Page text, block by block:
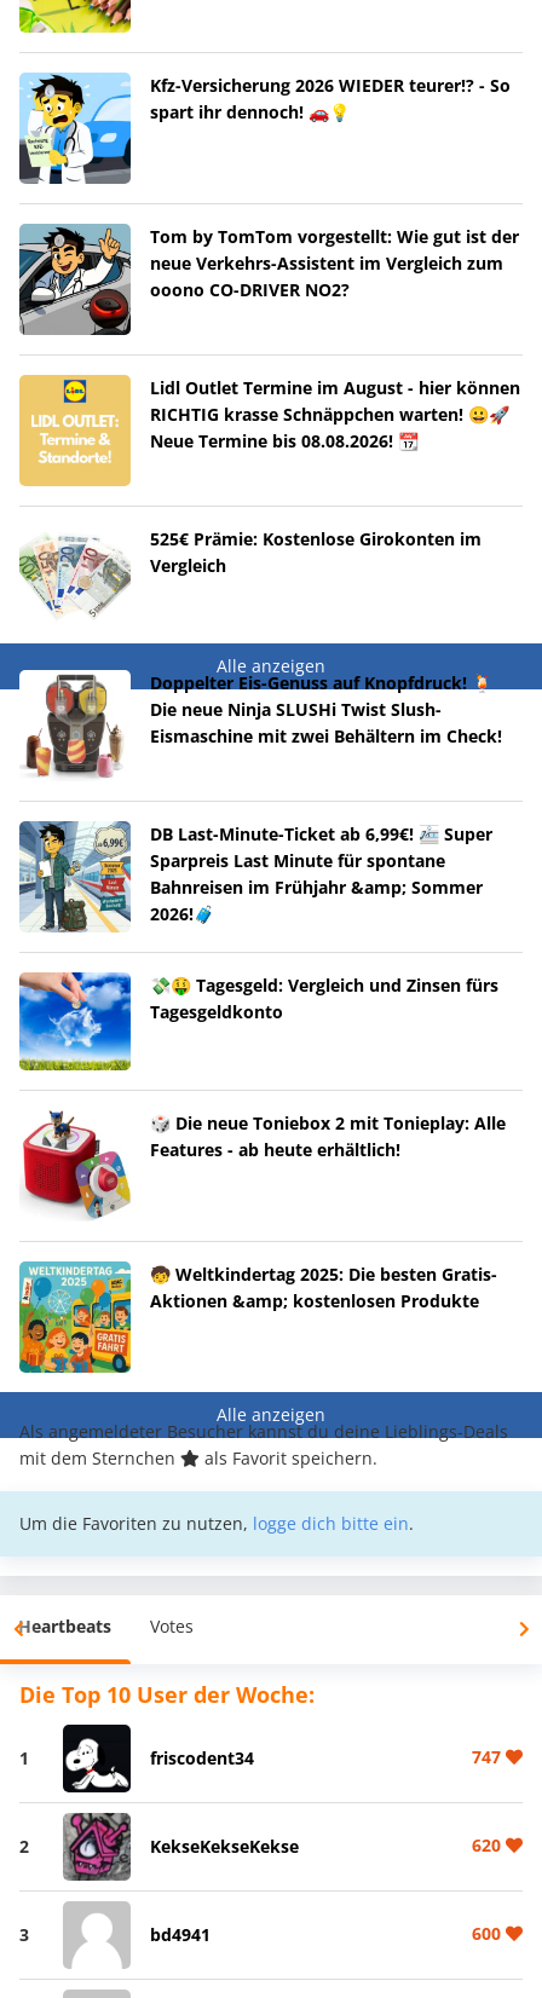
Kfz-Versicherung 2026 WIEDER teurer!? - So
spart ihr dennoch! 🚗💡
Tom by TomTom vorgestellt: Wie gut ist der
neue Verkehrs-Assistent im Vergleich zum
ooono CO-DRIVER NO2?
Lidl Outlet Termine im August - hier können
RICHTIG krasse Schnäppchen warten! 😀🚀
Neue Termine bis 08.08.2026! 📆
525€ Prämie: Kostenlose Girokonten im
Vergleich
Alle anzeigen
Doppelter Eis-Genuss auf Knopfdruck! 🍹
Die neue Ninja SLUSHi Twist Slush-
Eismaschine mit zwei Behältern im Check!
DB Last-Minute-Ticket ab 6,99€! 🚈 Super
Sparpreis Last Minute für spontane
Bahnreisen im Frühjahr &amp; Sommer
2026!🧳
💸🤑 Tagesgeld: Vergleich und Zinsen fürs
Tagesgeldkonto
🎲 Die neue Toniebox 2 mit Tonieplay: Alle
Features - ab heute erhältlich!
🧒 Weltkindertag 2025: Die besten Gratis-
Aktionen &amp; kostenlosen Produkte
Alle anzeigen
Als angemeldeter Besucher kannst du deine Lieblings-Deals
mit dem Sternchen
als Favorit speichern.
Um die Favoriten zu nutzen, logge dich bitte ein.
Heartbeats Votes
Die Top 10 User der Woche:
1 friscodent34 747
2 KekseKekseKekse 620
3 bd4941 600